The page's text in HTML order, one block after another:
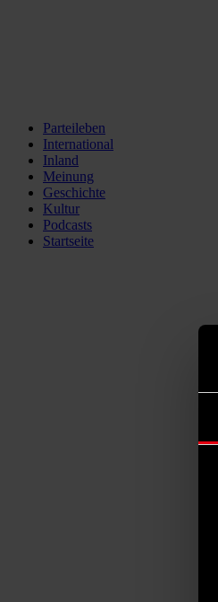
Parteileben
International
Inland
Meinung
Geschichte
Kultur
Podcasts
Startseite